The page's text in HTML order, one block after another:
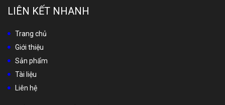
LIÊN KẾT NHANH
Trang chủ
Giới thiệu
Sản phẩm
Tài liệu
Liên hệ